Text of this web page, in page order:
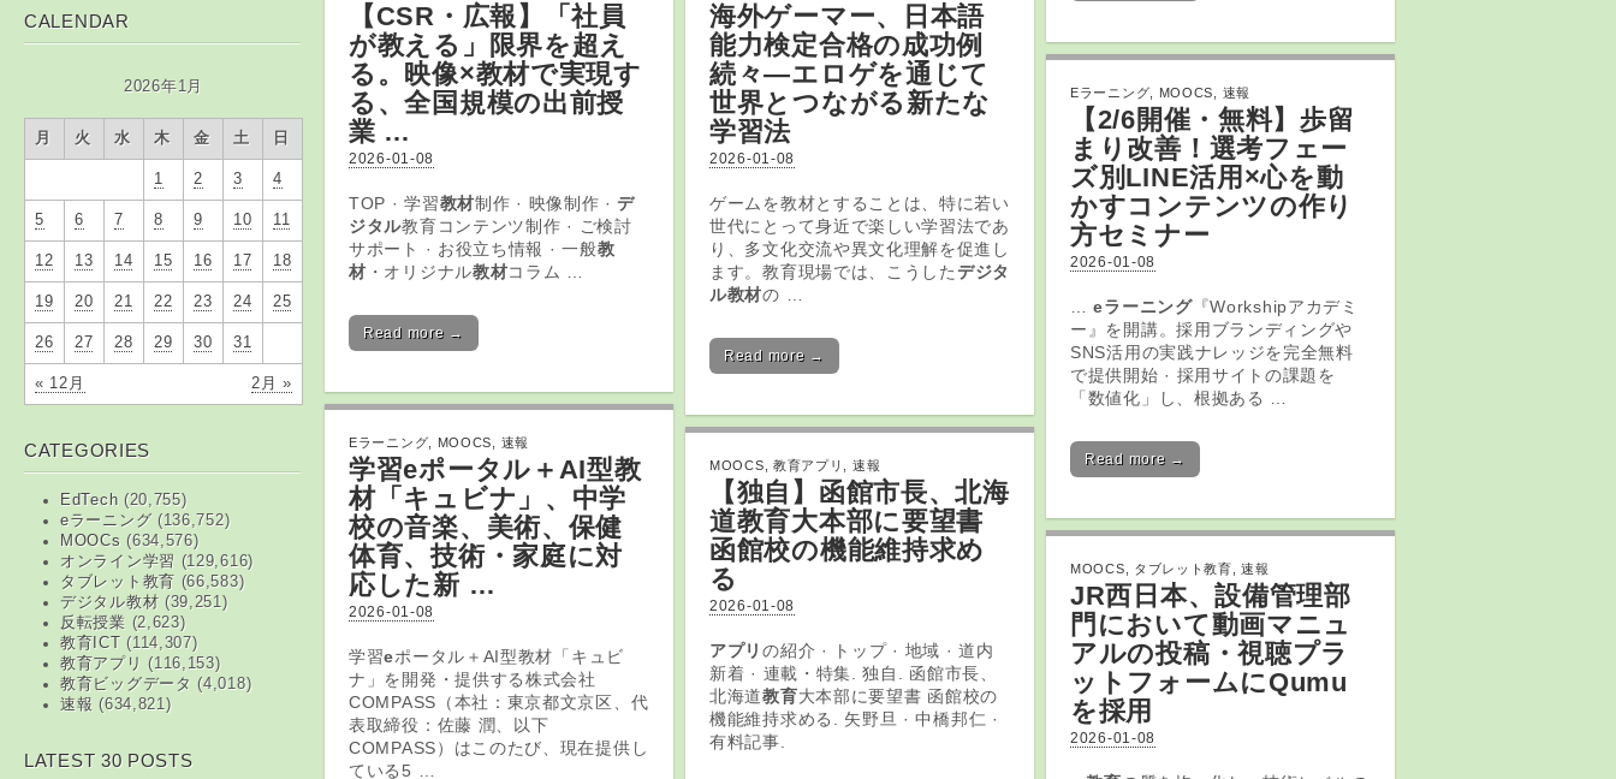
CALENDAR
2026年1月
月 火 水 木 金 土 日
« 12月 2月 »
1 2 3 4
5 6 7 8 9 10 11
12 13 14 15 16 17 18
19 20 21 22 23 24 25
26 27 28 29 30 31
CATEGORIES
EdTech (20,755)
eラーニング(136,752)
MOOCs (634,576)
オンライン学習 (129,616)
タブレット教育 (66,583)
デジタル教材(39,251)
反転授業 (2,623)
教育ICT(114,307)
教育アプリ (116,153)
教育ビッグデータ (4,018)
速報 (634,821)
LATEST 30 POSTS
【CSR・広報】「社員
が教える」限界を超え
る。映像×教材で実現す
る、全国規模の出前授
業 …
2026-01-08
TOP · 学習教材制作 · 映像制作 ·デ
ジタル教育コンテンツ制作 · ご検討
サポート · お役立ち情報 · 一般教
材 ・オリジナル教材コラム …
Read more →
海外ゲーマー、日本語
能力検定合格の成功例
続々—エロゲを通じて
世界とつながる新たな
学習法
2026-01-08
ゲームを教材とすることは、特に若い
世代にとって身近で楽しい学習法であ
り、多文化交流や異文化理解を促進し
ます。教育現場では、こうしたデジタ
ル教材の …
Read more →
Eラーニング MOOCS 速報
【2/6開催・無料】歩留
まり改善！選考フェー
ズ別LINE活用×心を動
かすコンテンツの作り
方セミナー
2026-01-08
…eラーニング『Workshipアカデミ
ー』を開講。採用ブランディングや
SNS活用の実践ナレッジを完全無料
で提供開始 · 採用サイトの課題を
「数値化」し、根拠ある …
Read more →
Eラーニング MOOCS 速報
学習eポータル＋AI型教
材「キュビナ」、中学
校の音楽、美術、保健
体育、技術・家庭に対
応した新 …
2026-01-08
学習eポータル＋AI型教材「キュビ
ナ」を開発・提供する株式会社
COMPASS（本社：東京都文京区、代
表取締役：佐藤 潤、以下
COMPASS）はこのたび、現在提供し
ている5 …
MOOCS 教育アプリ 速報
【独自】函館市長、北海
道教育大本部に要望書
函館校の機能維持求め
る
2026-01-08
アプリの紹介 · トップ · 地域 · 道内
新着 · 連載・特集. 独自. 函館市長、
北海道教育大本部に要望書 函館校の
機能維持求める. 矢野旦 · 中橋邦仁 ·
有料記事.
MOOCS タブレット教育 ,速報
JR西日本、設備管理部
門において動画マニュ
アルの投稿・視聴プラ
ットフォームにQumu
を採用
2026-01-08